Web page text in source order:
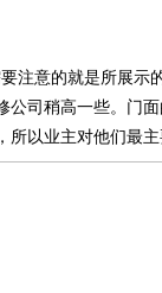
要注意的就是所展
司稍高一些。门
以业主对他们最